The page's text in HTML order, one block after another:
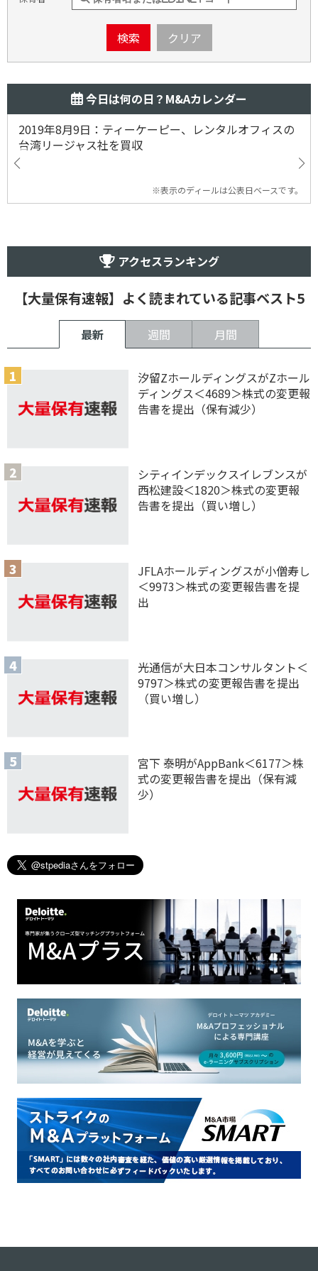
検索 クリア
今日は何の日？M&Aカレンダー
2019年8月9日：ティーケーピー、レンタルオフィスの
台湾リージャス社を買収
※表示のディールは公表日ベースです。
アクセスランキング
【大量保有速報】よく読まれている記事ベスト5
最新 週間 月間
汐留ZホールディングスがZホール
ディングス＜4689＞株式の変更報
告書を提出（保有減少）
シティインデックスイレブンスが
西松建設＜1820＞株式の変更報
告書を提出（買い増し）
JFLAホールディングスが小僧寿し
＜9973＞株式の変更報告書を提
出
光通信が大日本コンサルタント＜
9797＞株式の変更報告書を提出
（買い増し）
宮下 泰明がAppBank＜6177＞株
式の変更報告書を提出（保有減
少）